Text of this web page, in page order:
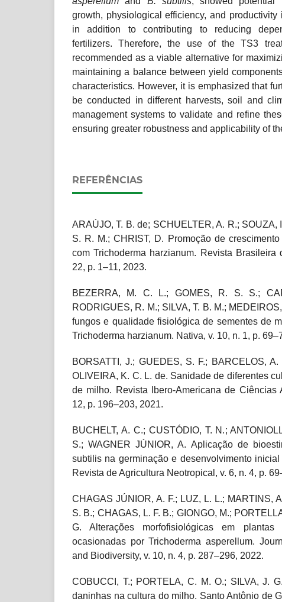
growth, physiological efficiency, and productivity
in addition to contributing to reducing
fertilizers. Therefore, the use of the TS3
recommended as a viable alternative for
maintaining a balance between yield
characteristics. However, it is emphasized that
be conducted in different harvests, soil and
management systems to validate and refine
ensuring greater robustness and applicability of
REFERÊNCIAS
ARAÚJO, T. B. de; SCHUELTER, A. R.; SOUZA,
S. R. M.; CHRIST, D. Promoção de
com Trichoderma harzianum. Revista Brasileira
22, p. 1–11, 2023.
BEZERRA, M. C. L.; GOMES, R. S. S.;
RODRIGUES, R. M.; SILVA, T. B. M.;
fungos e qualidade fisiológica de sementes de
Trichoderma harzianum. Nativa, v. 10, n. 1, p.
BORSATTI, J.; GUEDES, S. F.; BARCELOS,
OLIVEIRA, K. C. L. de. Sanidade de diferentes
de milho. Revista Ibero-Americana de Ciências
12, p. 196–203, 2021.
BUCHELT, A. C.; CUSTÓDIO, T. N.;
S.; WAGNER JÚNIOR, A. Aplicação de
subtilis na germinação e desenvolvimento
Revista de Agricultura Neotropical, v. 6, n. 4, p.
CHAGAS JÚNIOR, A. F.; LUZ, L. L.; MARTINS,
S. B.; CHAGAS, L. F. B.; GIONGO, M.;
G. Alterações morfofisiológicas em
ocasionadas por Trichoderma asperellum.
and Biodiversity, v. 10, n. 4, p. 287–296, 2022.
COBUCCI, T.; PORTELA, C. M. O.; SILVA, J.
daninhas na cultura do milho. Santo Antônio de